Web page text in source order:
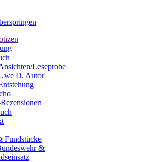
Leseprobe
D. Autor
Fundstücke
&